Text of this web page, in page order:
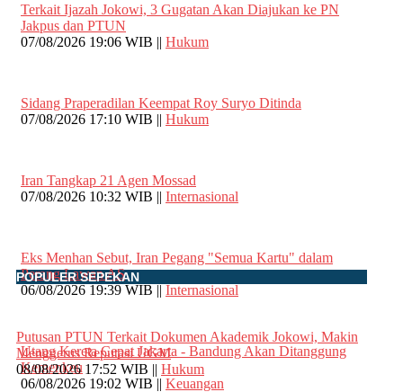
Terkait Ijazah Jokowi, 3 Gugatan Akan Diajukan ke PN
Jakpus dan PTUN
07/08/2026 19:06 WIB || Hukum
Sidang Praperadilan Keempat Roy Suryo Ditinda
07/08/2026 17:10 WIB || Hukum
Iran Tangkap 21 Agen Mossad
07/08/2026 10:32 WIB || Internasional
Eks Menhan Sebut, Iran Pegang "Semua Kartu" dalam
Perang Lawan AS
06/08/2026 19:39 WIB || Internasional
Utang Kereta Cepat Jakarta - Bandung Akan Ditanggung
Kemenkeu
06/08/2026 19:02 WIB || Keuangan
POPULER SEPEKAN
Putusan PTUN Terkait Dokumen Akademik Jokowi, Makin
Menggerus Reputasi UGM
08/08/2026 17:52 WIB || Hukum